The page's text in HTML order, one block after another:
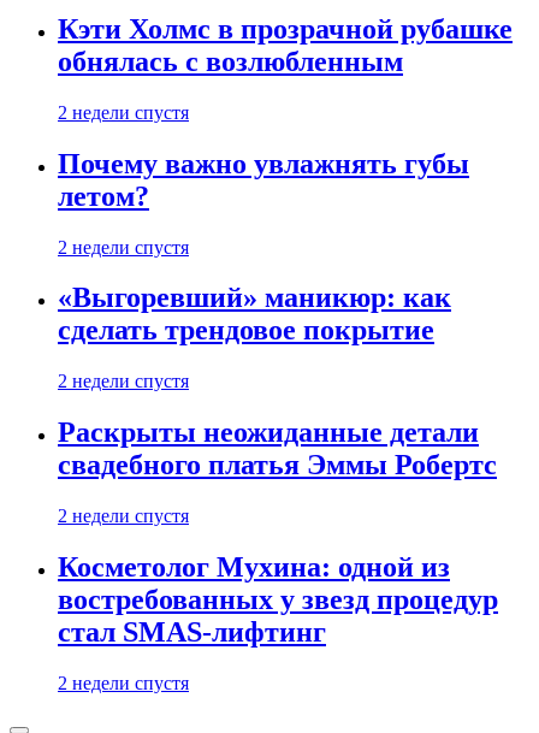
Кэти Холмс в прозрачной рубашке
обнялась с возлюбленным
2 недели спустя
Почему важно увлажнять губы
летом?
2 недели спустя
«Выгоревший» маникюр: как
сделать трендовое покрытие
2 недели спустя
Раскрыты неожиданные детали
свадебного платья Эммы Робертс
2 недели спустя
Косметолог Мухина: одной из
востребованных у звезд процедур
стал SMAS-лифтинг
2 недели спустя